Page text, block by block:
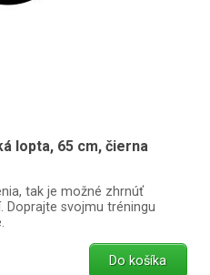
lopta, 65 cm, čierna
tak je možné zhrnúť
Doprajte svojmu tréningu
Do košíka